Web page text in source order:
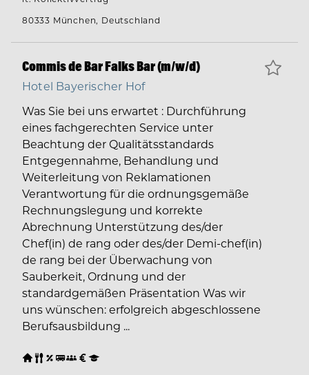
80333 München, Deutschland
Commis de Bar Falks Bar (m/w/d)
Hotel Bayerischer Hof
Was Sie bei uns erwartet : Durchführung
eines fachgerechten Service unter
Beachtung der Qualitätsstandards
Entgegennahme, Behandlung und
Weiterleitung von Reklamationen
Verantwortung für die ordnungsgemäße
Rechnungslegung und korrekte
Abrechnung Unterstützung des/der
Chef(in) de rang oder des/der Demi-chef(in)
de rang bei der Überwachung von
Sauberkeit, Ordnung und der
standardgemäßen Präsentation Was wir
uns wünschen: erfolgreich abgeschlossene
Berufsausbildung ...